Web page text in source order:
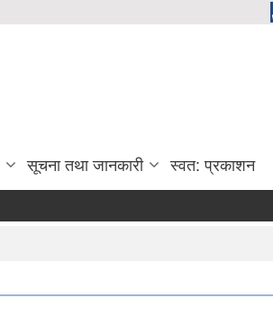
सूचना तथा जानकारी स्वत: प्रकाशन